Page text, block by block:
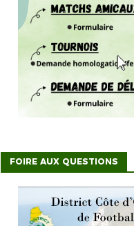
FOIRE AUX QUESTIONS